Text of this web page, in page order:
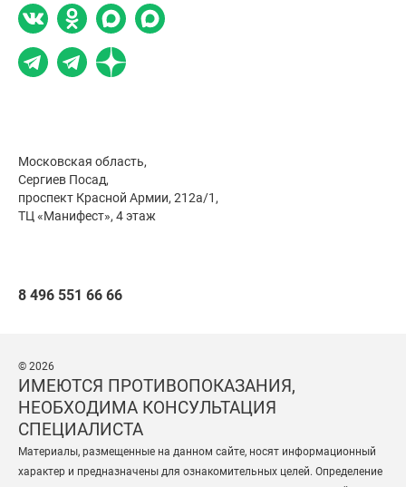
Московская область,
Сергиев Посад,
проспект Красной Армии, 212а/1,
ТЦ «Манифест», 4 этаж
8 496 551 66 66
© 2026
ИМЕЮТСЯ ПРОТИВОПОКАЗАНИЯ,
НЕОБХОДИМА КОНСУЛЬТАЦИЯ
СПЕЦИАЛИСТА
Материалы, размещенные на данном сайте, носят информационный
характер и предназначены для ознакомительных целей. Определение